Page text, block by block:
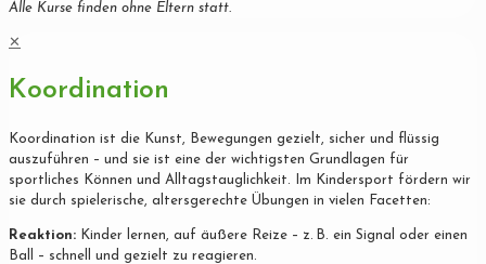
Alle Kurse finden ohne Eltern statt.
✕
Koordination
Koordination ist die Kunst, Bewegungen gezielt, sicher und flüssig
auszuführen – und sie ist eine der wichtigsten Grundlagen für
sportliches Können und Alltagstauglichkeit. Im Kindersport fördern wir
sie durch spielerische, altersgerechte Übungen in vielen Facetten:
Reaktion: Kinder lernen, auf äußere Reize – z. B. ein Signal oder einen
Ball – schnell und gezielt zu reagieren.